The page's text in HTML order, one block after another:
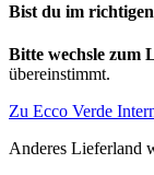
Bist du im
Bitte wechsle zum
übereinstimmt.
Zu Ecco Verde
Anderes Lieferland